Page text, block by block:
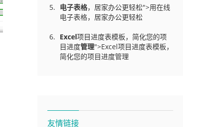
电子表格，居家办公更轻松">用在线
电子表格，居家办公更轻松
Excel项目进度表模板，简化您的项
目进度管理">Excel项目进度表模板，
简化您的项目进度管理
友情链接